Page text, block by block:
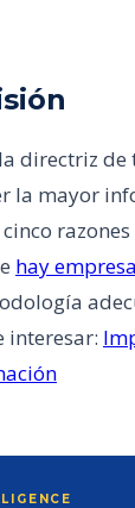
directriz
la mayor
hay
interesar: